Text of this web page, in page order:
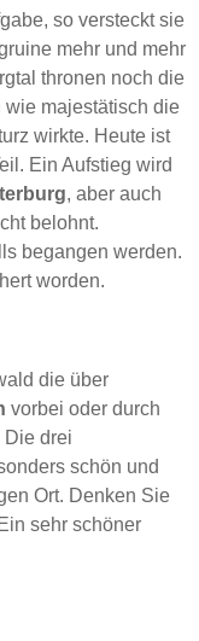
so versteckt sie
mehr und mehr
thronen noch die
wie majestätisch die
wirkte. Heute ist
Ein Aufstieg wird
, aber auch
belohnt.
begangen werden.
worden.
die über
vorbei oder durch
Die drei
schön und
Ort. Denken Sie
sehr schöner